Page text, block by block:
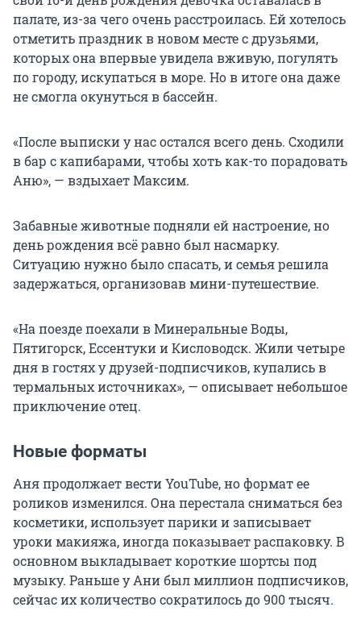
палате, из-за чего очень расстроилась. Ей хотелось
отметить праздник в новом месте с друзьями,
которых она впервые увидела вживую, погулять
по городу, искупаться в море. Но в итоге она даже
не смогла окунуться в бассейн.
«После выписки у нас остался всего день. Сходили
в бар с капибарами, чтобы хоть как-то порадовать
Аню», — вздыхает Максим.
Забавные животные подняли ей настроение, но
день рождения всё равно был насмарку.
Ситуацию нужно было спасать, и семья решила
задержаться, организовав мини-путешествие.
«На поезде поехали в Минеральные Воды,
Пятигорск, Ессентуки и Кисловодск. Жили четыре
дня в гостях у друзей-подписчиков, купались в
термальных источниках», — описывает небольшое
приключение отец.
Новые форматы
Аня продолжает вести YouTube, но формат ее
роликов изменился. Она перестала сниматься без
косметики, использует парики и записывает
уроки макияжа, иногда показывает распаковку. В
основном выкладывает короткие шортсы под
музыку. Раньше у Ани был миллион подписчиков,
сейчас их количество сократилось до 900 тысяч.